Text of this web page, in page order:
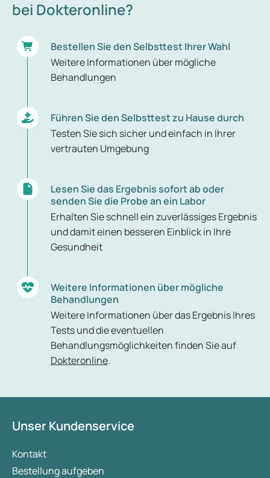
bei Dokteronline?
Bestellen Sie den Selbsttest Ihrer Wahl
Weitere Informationen über mögliche
Behandlungen
Führen Sie den Selbsttest zu Hause durch
Testen Sie sich sicher und einfach in Ihrer
vertrauten Umgebung
Lesen Sie das Ergebnis sofort ab oder
senden Sie die Probe an ein Labor
Erhalten Sie schnell ein zuverlässiges Ergebnis
und damit einen besseren Einblick in Ihre
Gesundheit
Weitere Informationen über mögliche
Behandlungen
Weitere Informationen über das Ergebnis Ihres
Tests und die eventuellen
Behandlungsmöglichkeiten finden Sie auf
Dokteronline.
Unser Kundenservice
Kontakt
Bestellung aufgeben